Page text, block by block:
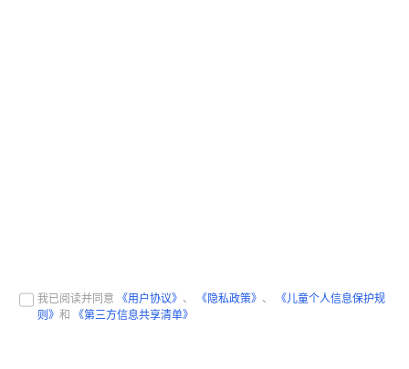
我已阅读并同意 《用户协议》 、 《隐私政策》 、
《儿童个人信息保护规
则》和 《第三方信息共享清单》